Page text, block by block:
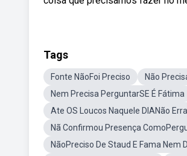
Tags
Fonte NãoFoi Preciso Não
Nem Precisa PerguntarSE É Fátima
Ate OS Loucos Naquele DIANão
Nã Confirmou Presença
NãoPreciso De Staud E Fama Nem